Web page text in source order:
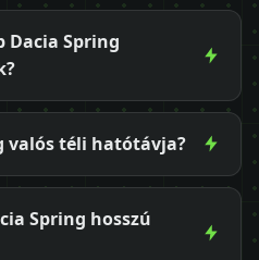
Dacia Spring
valós téli hatótávja?
Spring hosszú